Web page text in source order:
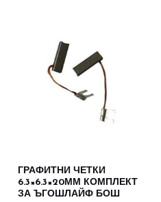
ГРАФИТНИ ЧЕТКИ
6.3×6.3×20ММ КОМПЛЕКТ
ЗА ЪГОШЛАЙФ БОШ